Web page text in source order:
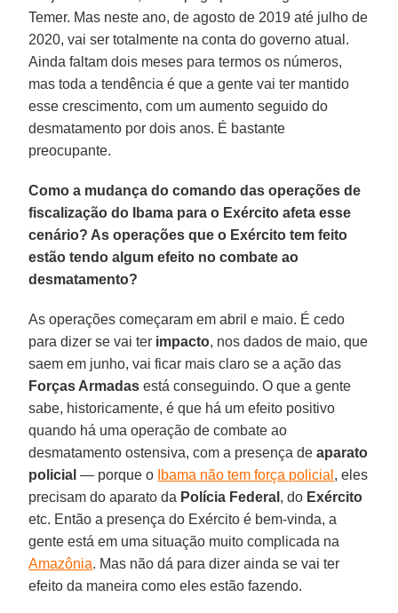
Temer. Mas neste ano, de agosto de 2019 até julho de
2020, vai ser totalmente na conta do governo atual.
Ainda faltam dois meses para termos os números,
mas toda a tendência é que a gente vai ter mantido
esse crescimento, com um aumento seguido do
desmatamento por dois anos. É bastante
preocupante.
Como a mudança do comando das operações de
fiscalização do Ibama para o Exército afeta esse
cenário? As operações que o Exército tem feito
estão tendo algum efeito no combate ao
desmatamento?
As operações começaram em abril e maio. É cedo
para dizer se vai ter impacto, nos dados de maio, que
saem em junho, vai ficar mais claro se a ação das
Forças Armadas está conseguindo. O que a gente
sabe, historicamente, é que há um efeito positivo
quando há uma operação de combate ao
desmatamento ostensiva, com a presença deaparato
policial — porque o Ibama não tem força policial , eles
precisam do aparato da Polícia Federal , do Exército
etc. Então a presença do Exército é bem-vinda, a
gente está em uma situação muito complicada na
Amazônia. Mas não dá para dizer ainda se vai ter
efeito da maneira como eles estão fazendo.